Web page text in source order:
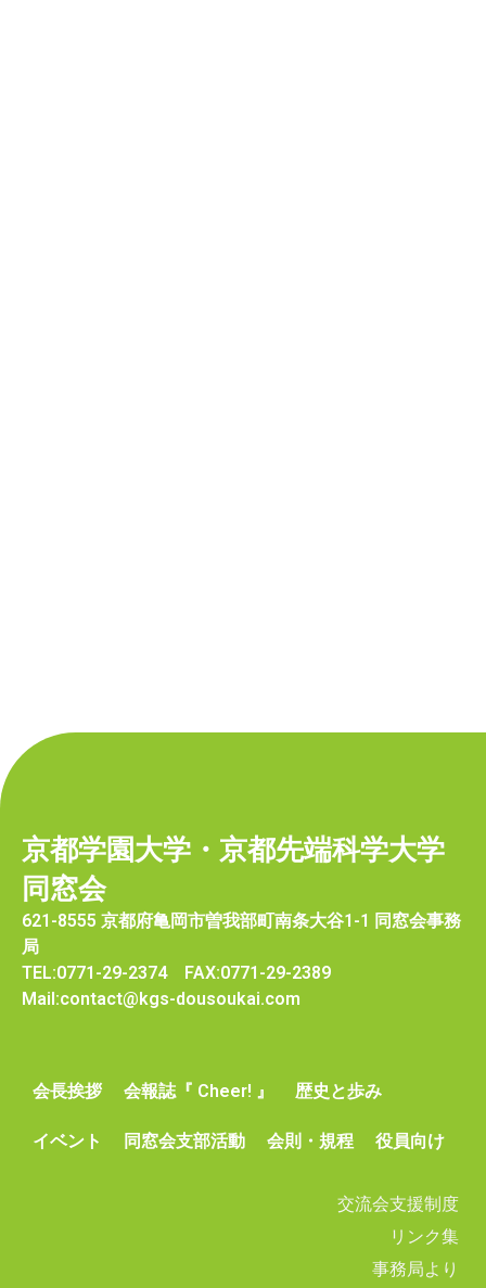
京都学園大学・京都先端科学大学
同窓会
621-8555 京都府亀岡市曽我部町南条大谷1-1 同窓会事務
局
TEL:0771-29-2374 FAX:0771-29-2389
Mail:contact@kgs-dousoukai.com
会長挨拶 会報誌『 Cheer! 』 歴史と歩み
イベント 同窓会支部活動 会則・規程 役員向け
交流会支援制度
リンク集
事務局より